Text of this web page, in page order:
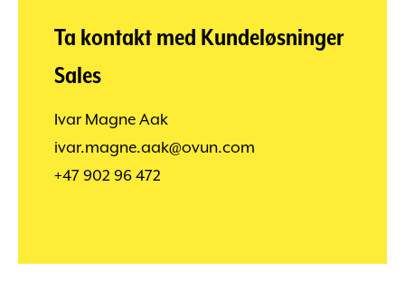
Ta kontakt med Kundeløsninger
Sales
Ivar Magne Aak
ivar.magne.aak@ovun.com
+47 902 96 472